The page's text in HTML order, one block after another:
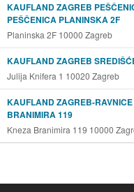
KAUFLAND ZAGREB
PEŠČENICA PLANINSKA 2F
Planinska 2F 10000 Zagreb
KAUFLAND ZAGREB
Julija Knifera 1 10020 Zagreb
KAUFLAND ZAGREB-
BRANIMIRA 119
Kneza Branimira 119 10000